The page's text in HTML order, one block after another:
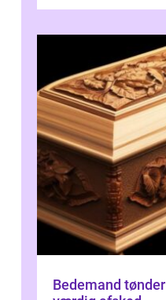
Bedemand tønder hjælp til en tryg og